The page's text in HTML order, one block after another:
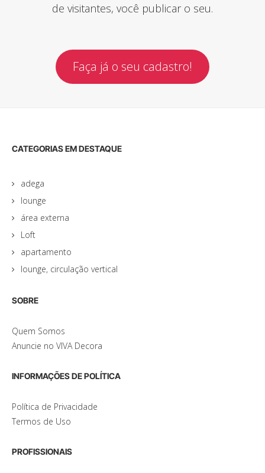
de visitantes, você publicar o seu.
Faça já o seu cadastro!
CATEGORIAS EM DESTAQUE
adega
lounge
área externa
Loft
apartamento
lounge, circulação vertical
SOBRE
Quem Somos
Anuncie no VIVA Decora
INFORMAÇÕES DE POLÍTICA
Política de Privacidade
Termos de Uso
PROFISSIONAIS